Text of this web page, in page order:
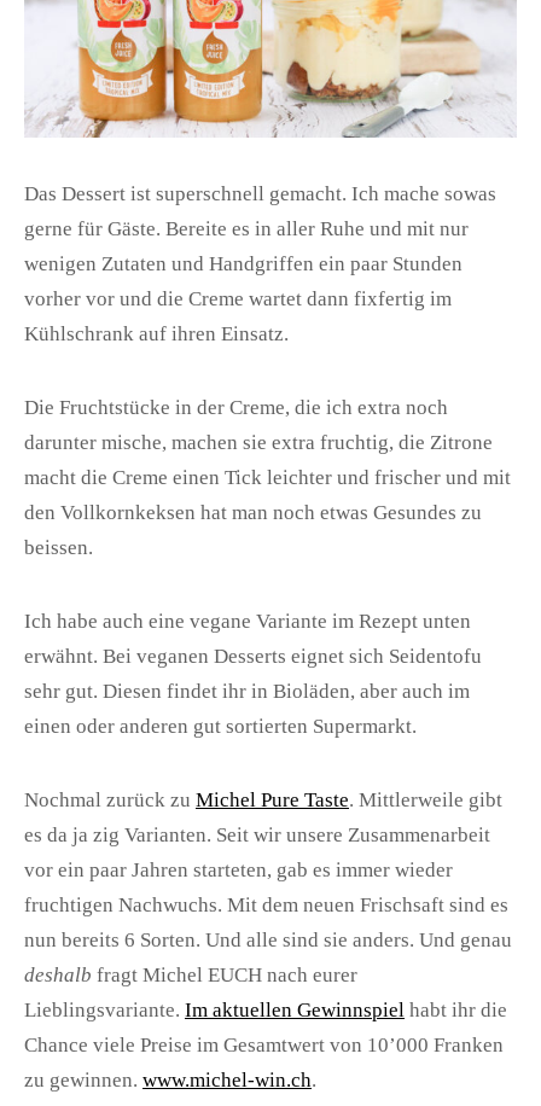
Das Dessert ist superschnell gemacht. Ich mache sowas
gerne für Gäste. Bereite es in aller Ruhe und mit nur
wenigen Zutaten und Handgriffen ein paar Stunden
vorher vor und die Creme wartet dann fixfertig im
Kühlschrank auf ihren Einsatz.
Die Fruchtstücke in der Creme, die ich extra noch
darunter mische, machen sie extra fruchtig, die Zitrone
macht die Creme einen Tick leichter und frischer und mit
den Vollkornkeksen hat man noch etwas Gesundes zu
beissen.
Ich habe auch eine vegane Variante im Rezept unten
erwähnt. Bei veganen Desserts eignet sich Seidentofu
sehr gut. Diesen findet ihr in Bioläden, aber auch im
einen oder anderen gut sortierten Supermarkt.
Nochmal zurück zu Michel Pure Taste. Mittlerweile gibt
es da ja zig Varianten. Seit wir unsere Zusammenarbeit
vor ein paar Jahren starteten, gab es immer wieder
fruchtigen Nachwuchs. Mit dem neuen Frischsaft sind es
nun bereits 6 Sorten. Und alle sind sie anders. Und genau
deshalb fragt Michel EUCH nach eurer
Lieblingsvariante. Im aktuellen Gewinnspiel habt ihr die
Chance viele Preise im Gesamtwert von 10’000 Franken
zu gewinnen. www.michel-win.ch.